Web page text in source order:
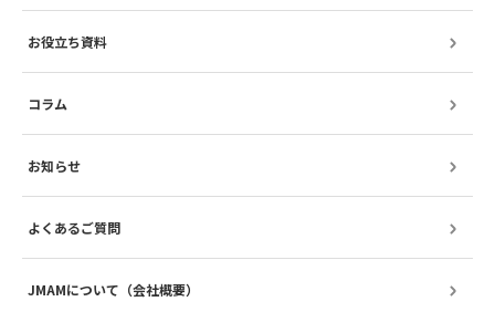
お役立ち資料
コラム
お知らせ
よくあるご質問
JMAMについて（会社概要）